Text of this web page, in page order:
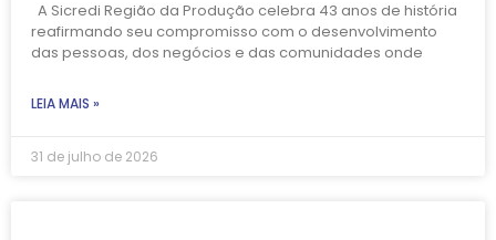
A Sicredi Região da Produção celebra 43 anos de história
reafirmando seu compromisso com o desenvolvimento
das pessoas, dos negócios e das comunidades onde
LEIA MAIS »
31 de julho de 2026